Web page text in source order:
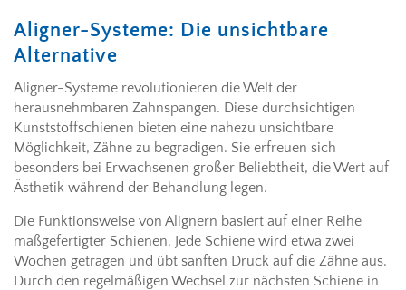
Aligner-Systeme: Die unsichtbare
Alternative
Aligner-Systeme revolutionieren die Welt der
herausnehmbaren Zahnspangen. Diese durchsichtigen
Kunststoffschienen bieten eine nahezu unsichtbare
Möglichkeit, Zähne zu begradigen. Sie erfreuen sich
besonders bei Erwachsenen großer Beliebtheit, die Wert auf
Ästhetik während der Behandlung legen.
Die Funktionsweise von Alignern basiert auf einer Reihe
maßgefertigter Schienen. Jede Schiene wird etwa zwei
Wochen getragen und übt sanften Druck auf die Zähne aus.
Durch den regelmäßigen Wechsel zur nächsten Schiene in